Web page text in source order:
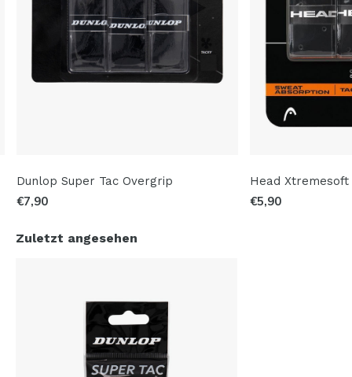
Dunlop Super Tac Overgrip
€7,90
Head
€5,90
Zuletzt angesehen